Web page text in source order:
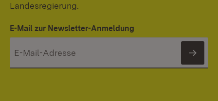
Landesregierung.
E-Mail zur Newsletter-Anmeldung